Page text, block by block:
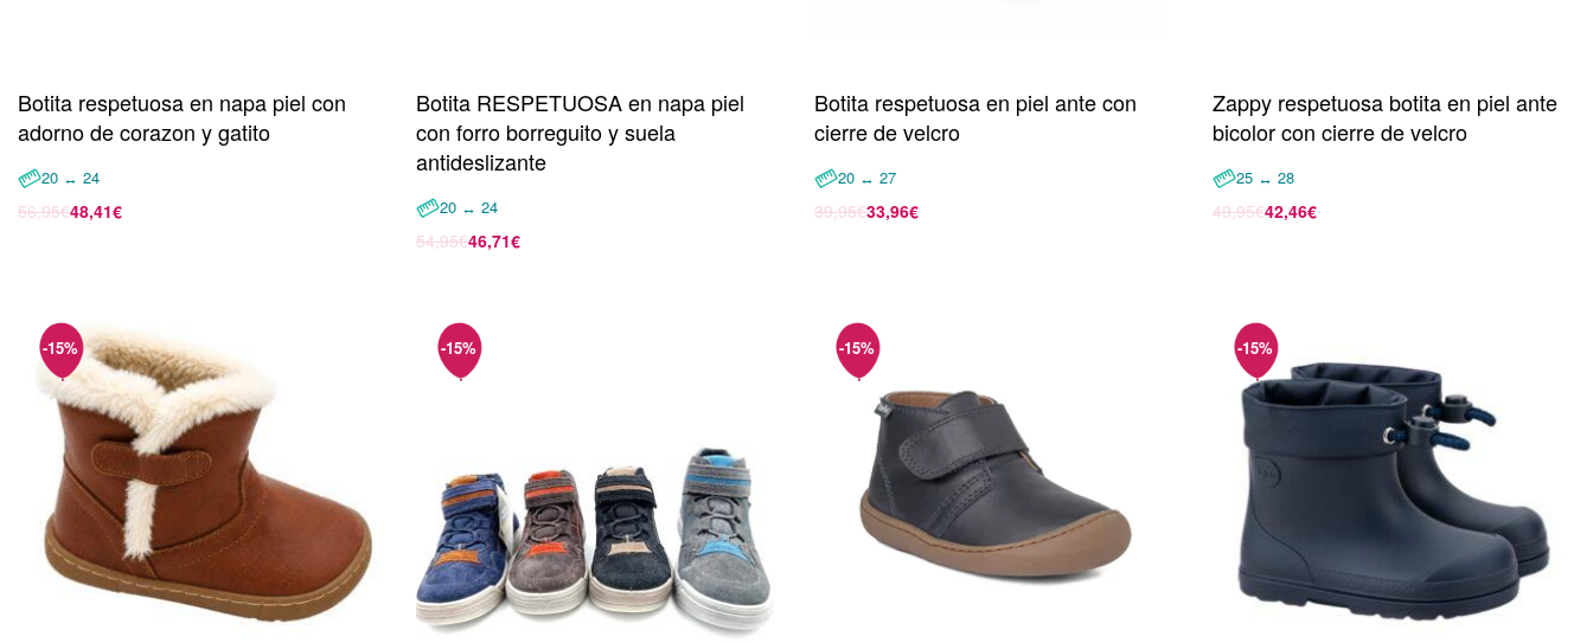
Botita respetuosa en napa piel con
adorno de corazon y gatito
20 ↔ 24
56,95€48,41€
Botita RESPETUOSA en napa piel
con forro borreguito y suela
antideslizante
20 ↔ 24
54,95€46,71€
Botita respetuosa en piel ante con
cierre de velcro
20 ↔ 27
39,95€33,96€
Zappy respetuosa botita en piel ante
bicolor con cierre de velcro
25 ↔ 28
49,95€42,46€